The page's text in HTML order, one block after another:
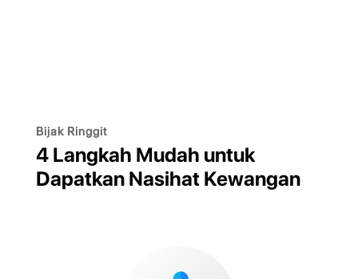
Bijak Ringgit
4 Langkah Mudah untuk
Dapatkan Nasihat Kewangan